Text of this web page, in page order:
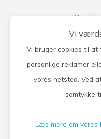
Man
sig om
mm.
Mails
Der er
I
lukkes
Vi
Vi bruger cookies til at
personlige reklamer
vores netsted. Ved
samtykke
Læs mere om vores